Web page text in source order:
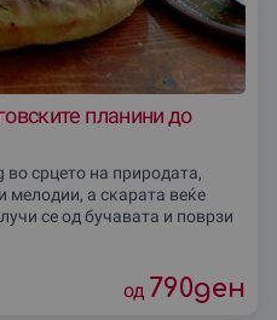
планини до
срцето на природата,
а скарата веќе
се од бучавата и поврзи
од 790ден